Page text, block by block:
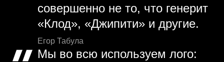
совершенно не то, что генерит
«Клод», «Джипити» и другие.
Егор Табула
Мы во всю используем лого: